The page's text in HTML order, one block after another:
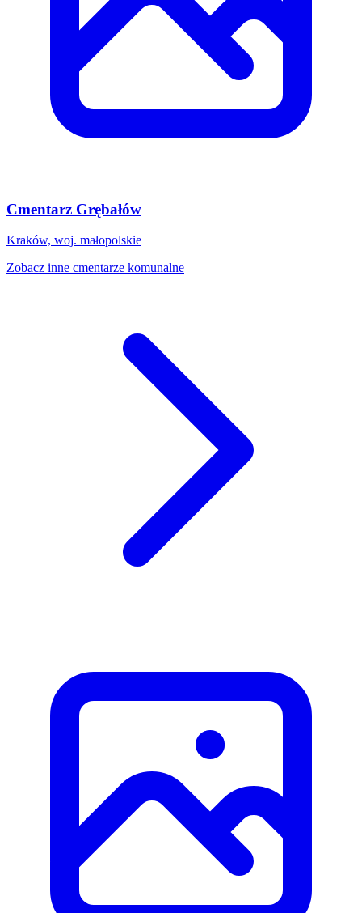
Cmentarz Grębałów
Kraków, woj. małopolskie
Zobacz inne cmentarze komunalne